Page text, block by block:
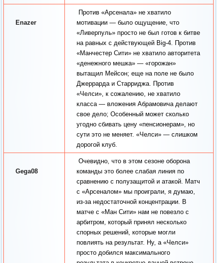
Enazer
Против «Арсенала» не хватило
мотивации — было ощущение, что
«Ливерпуль» просто не был готов к битве
на равных с действующей Big-4. Против
«Манчестер Сити» не хватило авторитета
«денежного мешка» — «горожан»
вытащил Мейсон; еще на поле не было
Джеррарда и Старриджа. Против
«Челси», к сожалению, не хватило
класса — вложения Абрамовича делают
свое дело; Особенный может сколько
угодно сбивать цену «пенсионерам», но
сути это не меняет. «Челси» — слишком
дорогой клуб.
Gega08
Очевидно, что в этом сезоне оборона
команды это более слабая линия по
сравнению с полузащитой и атакой. Матч
с «Арсеналом» мы проиграли, я думаю,
из-за недостаточной концентрации. В
матче с «Ман Сити» нам не повезло с
арбитром, который принял несколько
спорных решений, которые могли
повлиять на результат. Ну, а «Челси»
просто добился максимального